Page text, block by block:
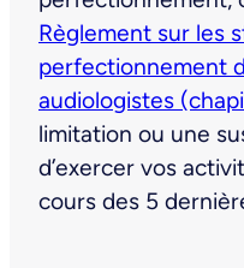
Règlement sur les
perfectionnement
audiologistes
limitation ou une
d’exercer vos
cours des 5